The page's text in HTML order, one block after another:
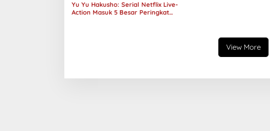
Yu Yu Hakusho: Serial Netflix Live-
Action Masuk 5 Besar Peringkat
View More